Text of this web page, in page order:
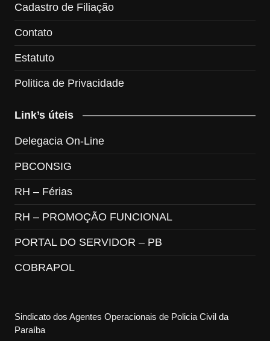
Cadastro de Filiação
Contato
Estatuto
Politica de Privacidade
Link’s úteis
Delegacia On-Line
PBCONSIG
RH – Férias
RH – PROMOÇÃO FUNCIONAL
PORTAL DO SERVIDOR – PB
COBRAPOL
Sindicato dos Agentes Operacionais de Policia Civil da
Paraíba